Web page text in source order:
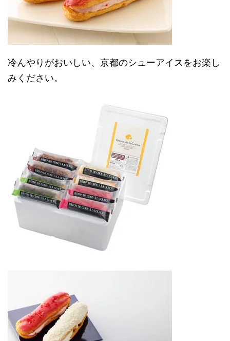
冷んやりがおいしい、京都のシューアイスをお楽し
みください。